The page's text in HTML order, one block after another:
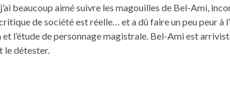
beaucoup aimé suivre les magouilles de Bel-Ami,
de société est réelle… et a dû faire un peu peur à
l’étude de personnage magistrale. Bel-Ami est
le détester.